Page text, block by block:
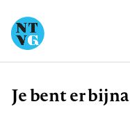
Kruimelpad
Je bent er bijna